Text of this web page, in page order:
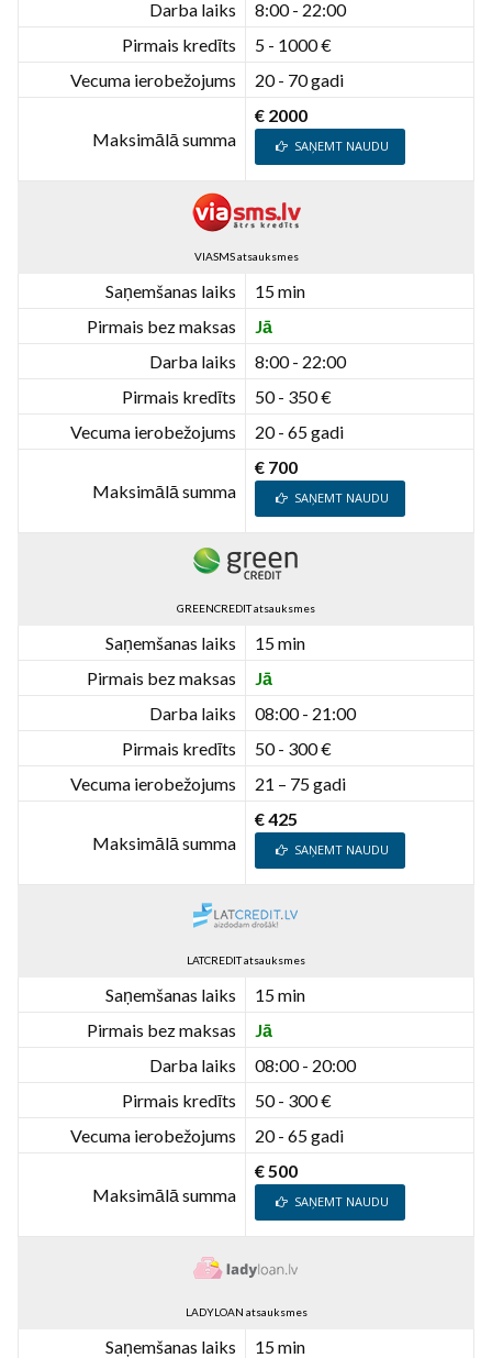
Darba laiks
8:00 - 22:00
Pirmais kredīts
5 - 1000 €
Vecuma ierobežojums
20 - 70 gadi
Maksimālā summa
€ 2000
SAŅEMT NAUDU
VIASMS atsauksmes
Saņemšanas laiks
15 min
Pirmais bez maksas
Jā
Darba laiks
8:00 - 22:00
Pirmais kredīts
50 - 350 €
Vecuma ierobežojums
20 - 65 gadi
Maksimālā summa
€ 700
SAŅEMT NAUDU
GREENCREDIT atsauksmes
Saņemšanas laiks
15 min
Pirmais bez maksas
Jā
Darba laiks
08:00 - 21:00
Pirmais kredīts
50 - 300 €
Vecuma ierobežojums
21 – 75 gadi
Maksimālā summa
€ 425
SAŅEMT NAUDU
LATCREDIT atsauksmes
Saņemšanas laiks
15 min
Pirmais bez maksas
Jā
Darba laiks
08:00 - 20:00
Pirmais kredīts
50 - 300 €
Vecuma ierobežojums
20 - 65 gadi
Maksimālā summa
€ 500
SAŅEMT NAUDU
LADYLOAN atsauksmes
Saņemšanas laiks
15 min